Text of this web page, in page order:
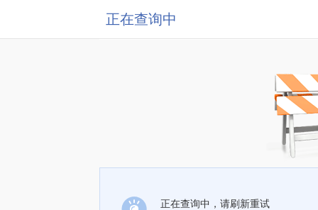
正在查询中
正在查询中，请刷新重试